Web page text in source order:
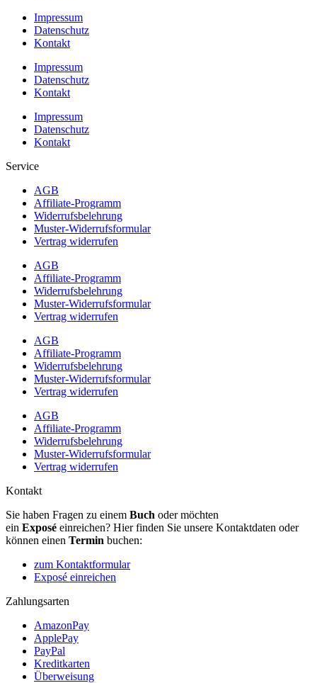
Impressum
Datenschutz
Kontakt
Impressum
Datenschutz
Kontakt
Impressum
Datenschutz
Kontakt
Service
AGB
Affiliate-Programm
Widerrufsbelehrung
Muster-Widerrufsformular
Vertrag widerrufen
AGB
Affiliate-Programm
Widerrufsbelehrung
Muster-Widerrufsformular
Vertrag widerrufen
AGB
Affiliate-Programm
Widerrufsbelehrung
Muster-Widerrufsformular
Vertrag widerrufen
AGB
Affiliate-Programm
Widerrufsbelehrung
Muster-Widerrufsformular
Vertrag widerrufen
Kontakt
Sie haben Fragen zu einem Buch oder möchten
ein Exposé einreichen? Hier finden Sie unsere Kontaktdaten oder
können einen Termin buchen:
zum Kontaktformular
Exposé einreichen
Zahlungsarten
AmazonPay
ApplePay
PayPal
Kreditkarten
Überweisung